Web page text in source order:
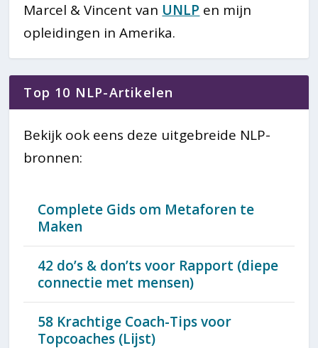
Marcel & Vincent van UNLP en mijn
opleidingen in Amerika.
Top 10 NLP-Artikelen
Bekijk ook eens deze uitgebreide NLP-
bronnen:
Complete Gids om Metaforen te
Maken
42 do’s & don’ts voor Rapport (diepe
connectie met mensen)
58 Krachtige Coach-Tips voor
Topcoaches (Lijst)